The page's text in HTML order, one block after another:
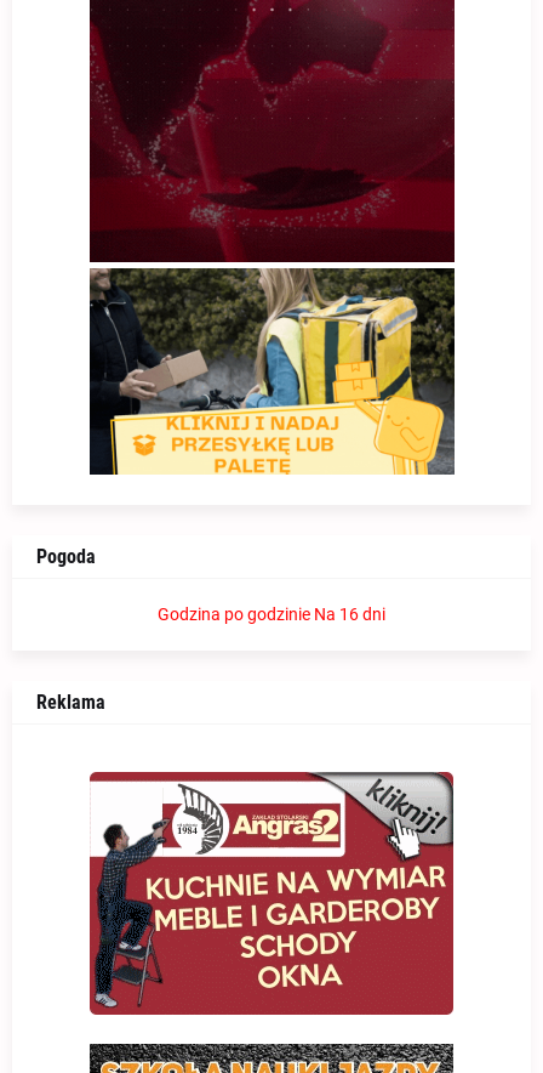
Pogoda
Godzina po godzinie Na 16 dni
Reklama